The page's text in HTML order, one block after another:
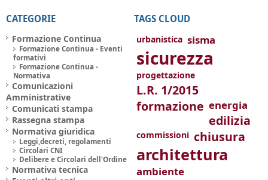
CATEGORIE
Formazione Continua
Formazione Continua - Eventi
formativi
Formazione Continua -
Normativa
Comunicazioni
Amministrative
Comunicati stampa
Rassegna stampa
Normativa giuridica
Leggi,decreti, regolamenti
Circolari CNI
Delibere e Circolari dell'Ordine
Normativa tecnica
TAGS CLOUD
urbanistica sisma
sicurezza
progettazione
L.R. 1/2015
formazione energia
edilizia
commissioni chiusura
architettura
ambiente